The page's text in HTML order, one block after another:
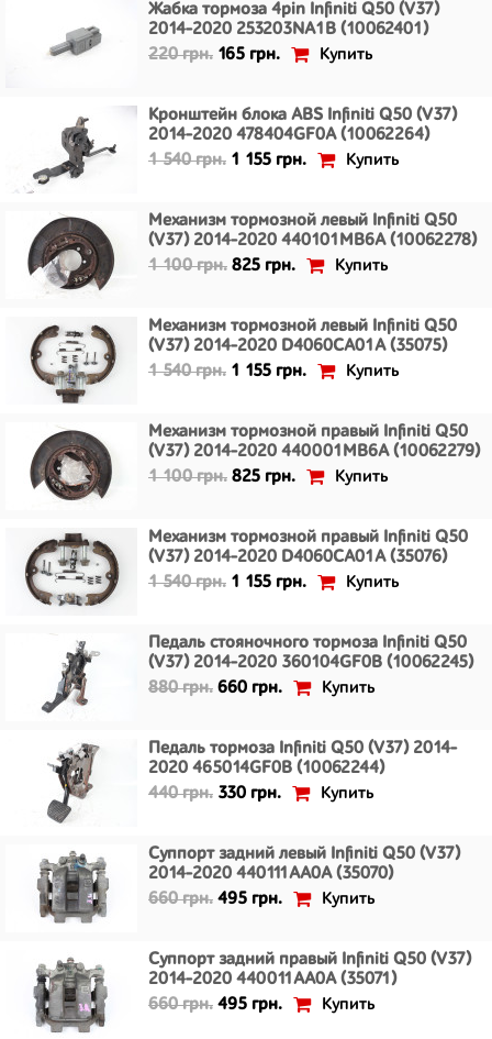
Жабка тормоза 4pin Infiniti Q50 (V37)
2014-2020 253203NA1B (10062401)
220 грн. 165 грн. Купить
Кронштейн блока ABS Infiniti Q50 (V37)
2014-2020 478404GF0A (10062264)
1 540 грн. 1 155 грн. Купить
Механизм тормозной левый Infiniti Q50
(V37) 2014-2020 440101MB6A (10062278)
1 100 грн. 825 грн. Купить
Механизм тормозной левый Infiniti Q50
(V37) 2014-2020 D4060CA01A (35075)
1 540 грн. 1 155 грн. Купить
Механизм тормозной правый Infiniti Q50
(V37) 2014-2020 440001MB6A (10062279)
1 100 грн. 825 грн. Купить
Механизм тормозной правый Infiniti Q50
(V37) 2014-2020 D4060CA01A (35076)
1 540 грн. 1 155 грн. Купить
Педаль стояночного тормоза Infiniti Q50
(V37) 2014-2020 360104GF0B (10062245)
880 грн. 660 грн. Купить
Педаль тормоза Infiniti Q50 (V37) 2014-
2020 465014GF0B (10062244)
440 грн. 330 грн. Купить
Суппорт задний левый Infiniti Q50 (V37)
2014-2020 440111AA0A (35070)
660 грн. 495 грн. Купить
Суппорт задний правый Infiniti Q50 (V37)
2014-2020 440011AA0A (35071)
660 грн. 495 грн. Купить